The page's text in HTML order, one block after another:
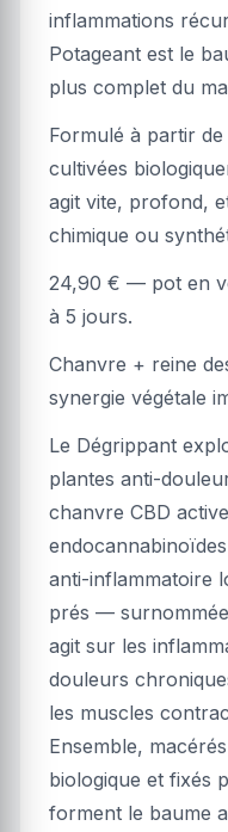
inflammations
Potageant est le
plus complet du
Formulé à partir
cultivées
agit vite, profond,
chimique ou
24,90 € — pot en
à 5 jours.
Chanvre + reine
synergie végétale
Le Dégrippant
plantes anti-
chanvre CBD
anti-inflammatoire
prés —
agit sur les
douleurs
les muscles
Ensemble,
biologique et fixés
forment le baume